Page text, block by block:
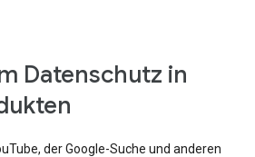
Datenschutz in
der Google-Suche und anderen